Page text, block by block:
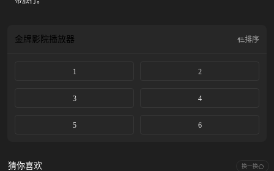
金牌影院播放器 排序
1 2
3 4
5 6
猜你喜欢 换一换